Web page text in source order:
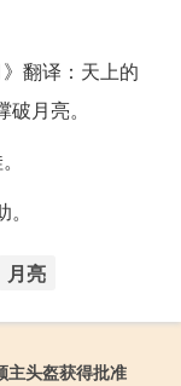
翻译：天上的
月亮。
月亮
主头盔获得批准